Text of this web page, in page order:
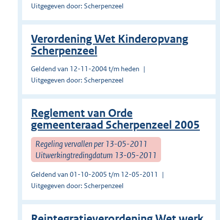
Uitgegeven door: Scherpenzeel
Verordening Wet Kinderopvang
Scherpenzeel
Geldend van 12-11-2004 t/m heden
Uitgegeven door: Scherpenzeel
Reglement van Orde
gemeenteraad Scherpenzeel 2005
Regeling vervallen per 13-05-2011
Uitwerkingtredingdatum 13-05-2011
Geldend van 01-10-2005 t/m 12-05-2011
Uitgegeven door: Scherpenzeel